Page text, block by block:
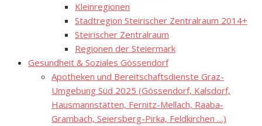
Kleinregionen
Stadtregion Steirischer Zentralraum 2014+
Steirischer Zentralraum
Regionen der Steiermark
Gesundheit & Soziales Gössendorf
Apotheken und Bereitschaftsdienste Graz-
Umgebung Süd 2025 (Gössendorf, Kalsdorf,
Hausmannstätten, Fernitz-Mellach, Raaba-
Grambach, Seiersberg-Pirka, Feldkirchen …)